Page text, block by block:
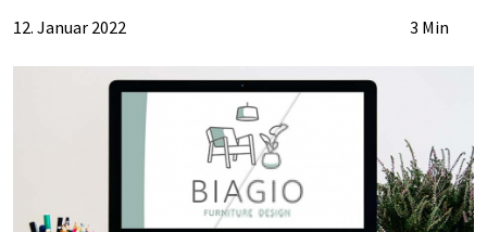
12. Januar 2022 3 Min